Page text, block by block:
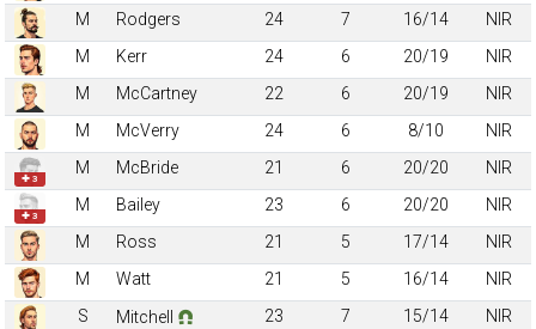
M
Rodgers 24 7 16/14
NIR
M
Kerr 24 6 20/19
NIR
M
McCartney 22 6 20/19
NIR
M
McVerry 24 6 8/10 NIR
✚ 3
M McBride 21 6 20/20 NIR
✚ 3
M Bailey 23 6 20/20
NIR
M
Ross 21 5 17/14
NIR
M
Watt 21 5 16/14
NIR
S
Mitchell 23 7 15/14
NIR